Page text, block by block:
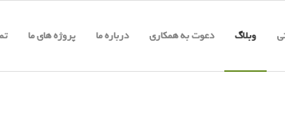
وبلاگ دعوت به همکاری درباره ما پروژه های ما